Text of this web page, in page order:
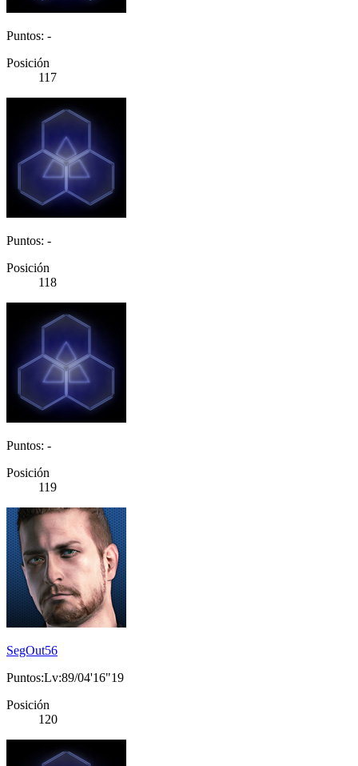
Puntos: -
Posición
117
Puntos: -
Posición
118
Puntos: -
Posición
119
SegOut56
Puntos:Lv:89/04'16"19
Posición
120